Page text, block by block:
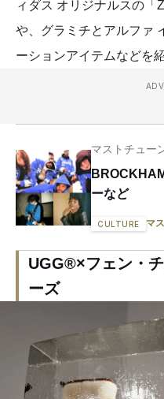
ィダス オリジナルスの「
や、グラミチとアルファ
ーションアイテムなどを
マストチュー
ーなど
CULTURE マ
UGG®×フェン・
ーズ